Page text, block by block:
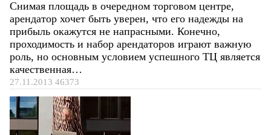
Снимая площадь в очередном торговом центре,
арендатор хочет быть уверен, что его надежды на
прибыль окажутся не напрасными. Конечно,
проходимость и набор арендаторов играют важную
роль, но основным условием успешного ТЦ является
качественная…
27.11.2013 46373